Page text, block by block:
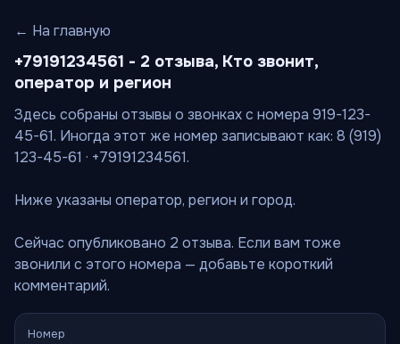
← На главную
+79191234561 - 2 отзыва, Кто звонит,
оператор и регион
Здесь собраны отзывы о звонках с номера 919-123-
45-61. Иногда этот же номер записывают как: 8 (919)
123-45-61 · +79191234561.
Ниже указаны оператор, регион и город.
Сейчас опубликовано 2 отзыва. Если вам тоже
звонили с этого номера — добавьте короткий
комментарий.
Номер